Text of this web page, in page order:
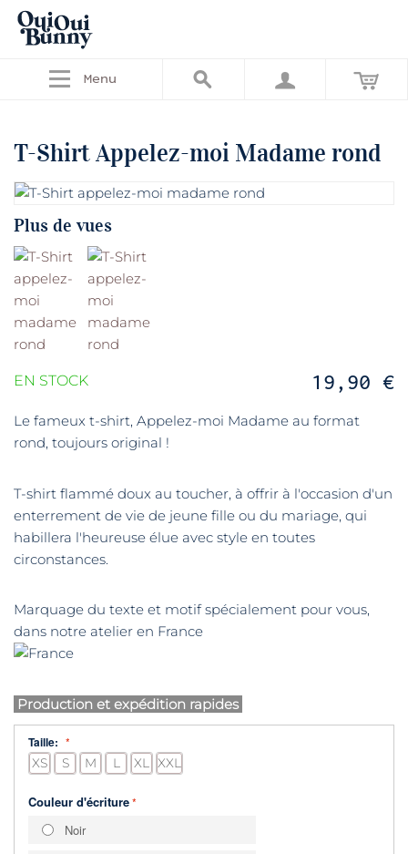
Menu
T-Shirt Appelez-moi Madame rond
Plus de vues
19,90 €
EN STOCK
Le fameux t-shirt, Appelez-moi Madame au format
rond, toujours original !
T-shirt flammé doux au toucher, à offrir à l'occasion d'un
enterrement de vie de jeune fille ou du mariage, qui
habillera l'heureuse élue avec style en toutes
circonstances.
Marquage du texte et motif spécialement pour vous,
dans notre atelier en France
Production et expédition rapides
Taille:
XS S M L XL XXL
Couleur d'écriture
Noir